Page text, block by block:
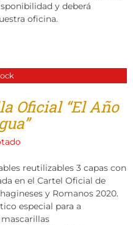
y deberá
oficina.
Oficial “El Año
reutilizables 3 capas con
en el Cartel Oficial de
y Romanos 2020.
especial para a